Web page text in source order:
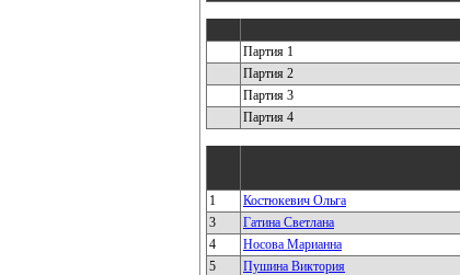
Партия 1
Партия 2
Партия 3
Партия 4
1 Костюкевич Ольга
3 Гатина Светлана
4 Носова Марианна
5 Пушина Виктория